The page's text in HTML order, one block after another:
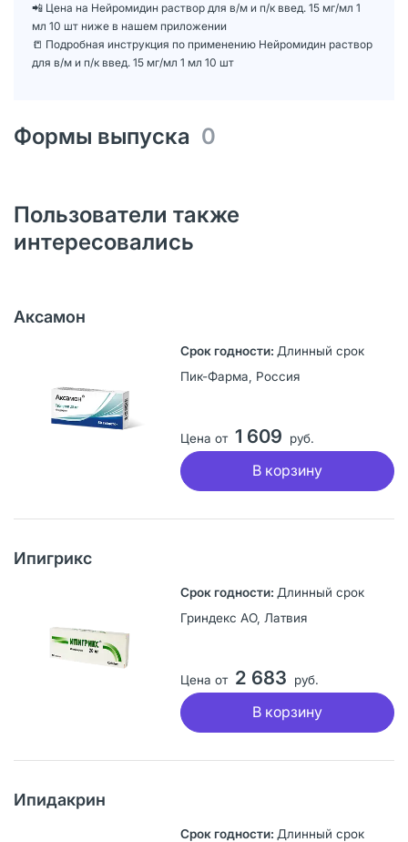
📲 Цена на Нейромидин раствор для в/м и п/к введ. 15 мг/мл 1
мл 10 шт ниже в нашем приложении
📒 Подробная инструкция по применению Нейромидин раствор
для в/м и п/к введ. 15 мг/мл 1 мл 10 шт
Формы выпуска 0
Пользователи также
интересовались
Аксамон
Длинный срок
Пик-Фарма, Россия
Цена от 1 609 руб.
В корзину
Ипигрикс
Длинный срок
Гриндекс АО, Латвия
Цена от 2 683 руб.
В корзину
Ипидакрин
Длинный срок